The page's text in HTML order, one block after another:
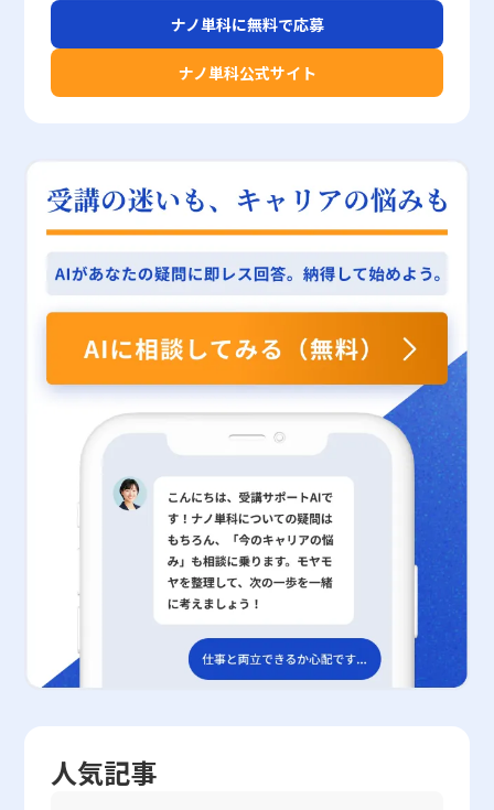
布の理論と実務的な作成方法を正確に理解し、将来的なビジネスシ
ーンでの活躍にぜひお役立てください。
運用が求められます。 さらに、レピュテーションだけに依存する
セキュリティ対策は、万能ではなく、多層的なセキュリティアプロ
ーチとの併用が重要となります。具体的には、OSやシステムの定
期的な更新、Web無害化による悪意あるスクリプトの無効化、強
例えば、テレワークやリモートワークの普及に伴い、企業内部から
数のセキュリティソリューションを統合した運用が求められ、レピ
ュテーションはその一翼を担うものとして位置付けられています。
近年のサイバー攻撃の多様化や巧妙化を鑑みると、レピュテーショ
ンの自動監視機能が持つ有用性はさらに高まっていると言えるでし
ょう。 他のセキュリティ対策との連携と実践例 レピュテーション
技術を効果的に利用するためには、同時に他のセキュリティ対策と
連携させることが不可欠です。企業内部のセキュリティポリシーと
して、OSやシステムの定期アップデートを怠らず、最新のセキュ
リティパッチの適用を徹底することが第一歩です。また、Web無害
化技術によって、危険なスクリプトや不正コンテンツの排除を図る
ことも非常に重要です。さらに、パスワード管理の徹底や多要素認
証の導入は、アカウントの不正アクセスを防ぐ上で必須の対策と考
えられます。 まとめ セキュリティ分野のレピュテーションは、企
業や個人が情報資産を保護するための強力なツールとして、ますま
す注目されています。本記事では、レピュテーションの基本概念、
具体的な仕組み、評価基準、さらにはドメイン、IP、Webといった
多角的な視点からの評価方法について解説しました。同時に、レピ
ュテーションの利用によって得られる幅広いセキュリティ強化効
果、運用負荷の軽減、ならびにサーバーリソースの最適化など、そ
無害化、パスワード管理やセキュリティ対策ソフトなど、その他の
ンセリングの充実が有用であり、個人が自らの時間観を再評価する
機会を提供することも、先延ばし行動の改善に向けた重要な取り組
みとなるでしょう。 まとめ 今回の研究は、先延ばし癖という現代
人が直面する重大な課題に対して、未来に対する楽観的な認識が如
を持つことが実証されました。この成果は、個々人が自己管理能力
構築にも寄与するものです。ただし、楽観的な未来認識を促すにあ
たっては、現実のリスクや課題を見据える姿勢とのバランスが必要
であり、十分なサポート体制の整備や多角的なアプローチが求めら
れます。今後は、現場における具体的な介入策の開発や個々人の時
間観を改善するためのプログラムの導入が、先延ばし行動のさらな
る抑制と精神的豊かさの向上に向けた重要な課題となるでしょう。
結果として、未来に対する希望を具体的な行動計画に落とし込み、
精神的な安らぎと活力を獲得するための有効な手段として、今回の
研究成果はいかなるビジネスパーソンにとっても貴重な示唆を与え
るものとなっています。また、この研究が掲げる理念は、ムーンシ
ョット目標9で示される「2050年までに精神的に豊かで躍動的な社
会を実現する」という長期ビジョンにおいても重要な一石を投じる
ものであり、今後の研究および実務においても継続的な検討と発展
の統一や評価者間の認識の乖離が起こりやすく、結果として評価の
公平性に疑問が生じることがあります。また、どの程度の「質」が
高いと評価するか、具体的な数値化が困難な要素については、評価
の基準や尺度の設定が不十分な場合、社員間の納得感を得ることが
用することが求められます。例えば、目標設定の段階では、具体的
す。これに対して、業務プロセスやチーム内のコミュニケーショ
の自己評価や上司評価、または360度評価などを取り入れることに
より、より包括的な評価が実現可能となります。 定量的・定性的
の使い分けは、業種や業務内容、さらには企業文化によっても最適
なバランスが異なります。例えば、エンジニアリングや製造業のよ
うに成果が数字に現れやすい業界では、定量的評価が重視される傾
向にあります。一方、サービス業やクリエイティブ分野では、顧客
満足度や従業員の創造性、チームワークなど、定性的な要素を重視
する必要があるため、両者を統合した評価システムが重要となりま
す。また、企業の成長段階や市場環境によっても評価手法を柔軟に
変更することが、持続的な改善と競争優位の確保につながります。
さらに、現代のビジネス環境ではデジタルツールの活用が進み、タ
レントマネジメントシステムなどを用いて社内データの一元化や見
える化が推進されています。これにより、定量的なデータだけでな
く、定性的なデータも効率的に収集・分析することが可能となり、
全体としての評価精度が向上します。デジタルツールの有効活用に
より、過去の業績だけでなく、将来の成長予測や課題抽出にもつな
がるため、戦略的な経営判断に大きなアドバンテージをもたらすと
方で、評価基準の設定や評価者間でのコミュニケーションの仕組み
ン拡大を見越して、ベータ値が高い銘柄の比率を増やすことも一つ
の戦略として検討に値します。 さらに、ベータ値は他のファンダ
メンタルズ指標と併せて用いることで、より精緻な銘柄分析が可能
となります。たとえば、売上高や利益率、配当利回りなど、企業の
基礎データとベータ値を比較することで、単にリスクが高いか低い
の内在価値を評価するための補完的な視点として、ベータ値の解釈
が重要な意味を持ちます。 ベータ値の注意点 ベータ値は投資判断
の有用なツールである一方、いくつかの注意点が存在します。第一
に、ベータ値は過去のデータに基づいて算出されるため、未来の株
価動向を必ずしも正確に予測するものではありません。市場の構造
変化や企業の経営戦略の大幅な転換が起こった場合、過去の相関関
係が崩れる可能性があるため、最新の情報や市場の状況を総合的に
判断することが求められます。 第二に、ベータ値は市場指数との
連動性を示すため、企業固有のリスク、たとえば経営者の交代や新
規事業の失敗など、個別のリスク要因は反映されていない点に留意
する必要があります。そのため、ベータ値のみを依拠して銘柄選定
を行うと、企業特有のリスクを見落としてしまう可能性があるた
め、複数の評価指標との組み合わせが重要です。 第三に、高いベ
ータ値を持つ銘柄は、上昇相場においては市場平均を上回るリター
ンを期待できる一方、下落相場では大幅な損失リスクを伴うことが
多いため、リスク管理が不十分な状態での投資は非常に危険です。
特に、投資初心者やリスク回避志向の投資家が高ベータ値銘柄に過
度に依存することは避けるべきであり、損切りルールや資金の分散
投資の実践が求められます。 さらに、過去のボラティリティが高
い企業であっても、企業の成長戦略や産業のトレンドが大きく変化
する場合は、ベータ値自体が急激に変動するリスクがあります。ま
た、経済環境の変動や金利政策、国際情勢の影響が及ぶ中で、ベー
す意味や限界を正確に理解することが、正しい銘柄選定やリスク管
ナノ単科に無料で応募
ナノ単科公式サイト
人気記事